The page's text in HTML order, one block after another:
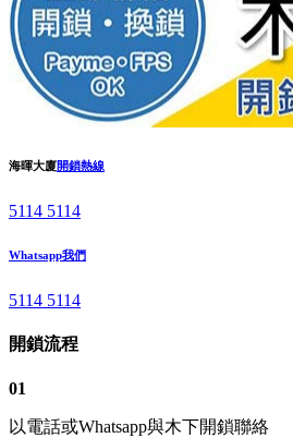
海暉大廈開鎖熱線
5114 5114
Whatsapp我們
5114 5114
開鎖流程
01
以電話或Whatsapp與木下開鎖聯絡